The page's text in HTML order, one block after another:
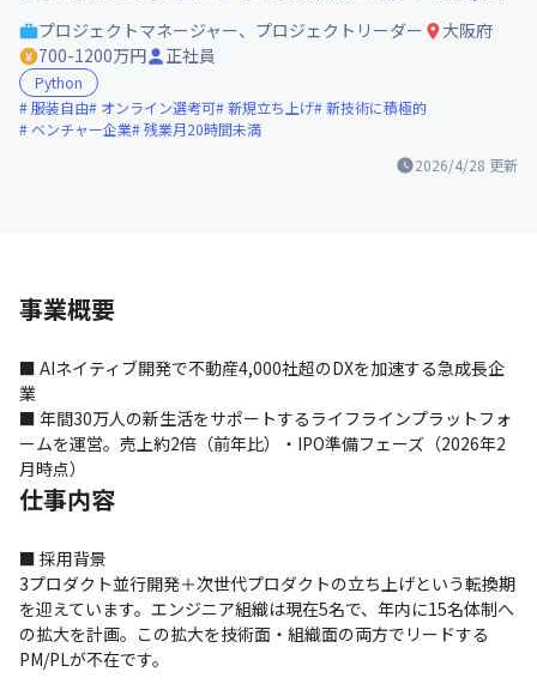
2026/4/28 更新
プロジェクトマネージャー、プロジェクトリーダー
大阪府
700-1200万円
正社員
Python
服装自由
オンライン選考可 新規立ち上げ 新技術に積極的
ベンチャー企業 残業月20時間未満
事業概要
■ AIネイティブ開発で不動産4,000社超のDXを加速する急成長企
業
■ 年間30万人の新生活をサポートするライフラインプラットフォ
ームを運営。売上約2倍（前年比）・IPO準備フェーズ（2026年2
月時点）
仕事内容
■ 採用背景
3プロダクト並行開発＋次世代プロダクトの立ち上げという転換期
を迎えています。エンジニア組織は現在5名で、年内に15名体制へ
の拡大を計画。この拡大を技術面・組織面の両方でリードする
PM/PLが不在です。